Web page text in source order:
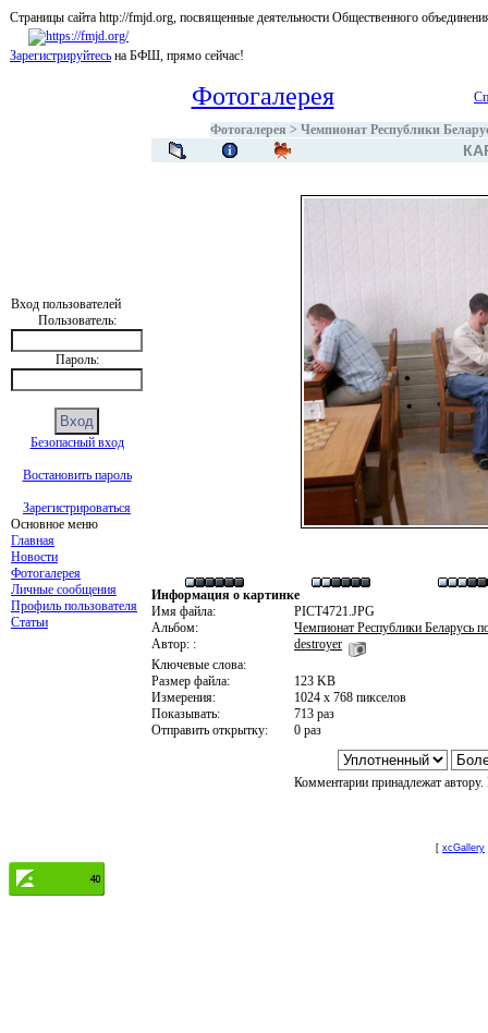
Страницы сайта http://fmjd.org, посвященные деятельности Общественного
Зарегистрируйтесь на БФШ, прямо сейчас!
Вход пользователей
Пользователь:
Пароль:
Безопасный вход
Востановить пароль
Зарегистрироваться
Основное меню
Главная
Новости
Фотогалерея
Личные сообщения
Профиль пользователя
Статьи
Фотогалерея
Фотогалерея > Чемпионат Республики
Информация о картинке
Имя файла:
PICT4721.JPG
Альбом:
Чемпионат Республики Беларусь
Автор: :
destroyer
Ключевые слова:
Размер файла:
123 KB
Измерения:
1024 x 768 пикселов
Показывать:
713 раз
Отправить открытку:
0 раз
Комментарии принадлежат
[ xcGallery